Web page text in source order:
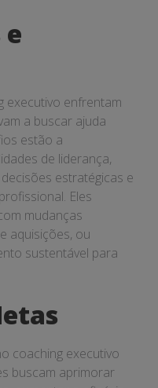
e
executivo enfrentam
a buscar ajuda
estão a
de liderança,
estratégicas e
Eles
mudanças
aquisições, ou
sustentável para
coaching executivo
buscam aprimorar